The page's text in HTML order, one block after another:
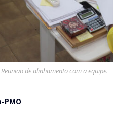
Reunião de alinhamento com a equipe.
PMO